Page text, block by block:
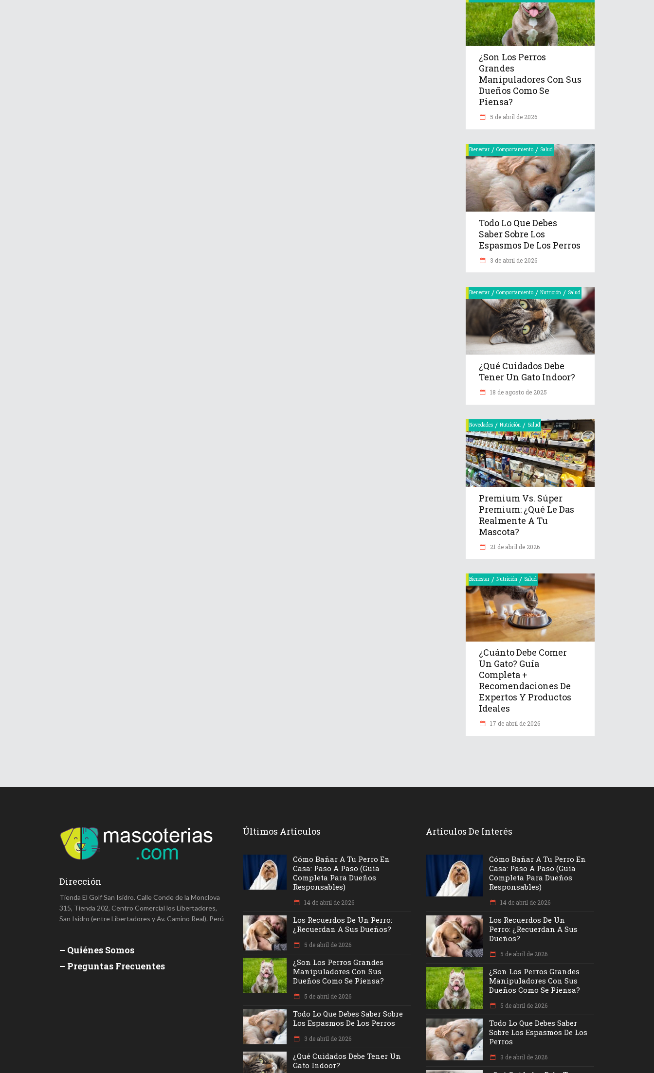
¿Son Los Perros
Grandes
Manipuladores Con Sus
Dueños Como Se
Piensa?
5 de abril de 2026
Bienestar / Comportamiento / Salud
Todo Lo Que Debes
Saber Sobre Los
Espasmos De Los Perros
3 de abril de 2026
Bienestar / Comportamiento / Nutrición / Salud
¿Qué Cuidados Debe
Tener Un Gato Indoor?
18 de agosto de 2025
Novedades / Nutrición / Salud
Premium Vs. Súper
Premium: ¿Qué Le Das
Realmente A Tu
Mascota?
21 de abril de 2026
Bienestar / Nutrición / Salud
¿Cuánto Debe Comer
Un Gato? Guía
Completa +
Recomendaciones De
Expertos Y Productos
Ideales
17 de abril de 2026
Dirección
Tienda El Golf San Isidro. Calle Conde de la Monclova
315, Tienda 202, Centro Comercial los Libertadores,
San Isidro (entre Libertadores y Av. Camino Real). Perú
– Quiénes Somos
– Preguntas Frecuentes
Últimos Artículos
Cómo Bañar A Tu Perro En
Casa: Paso A Paso (Guía
Completa Para Dueños
Responsables)
14 de abril de 2026
Los Recuerdos De Un Perro:
¿recuerdan A Sus Dueños?
5 de abril de 2026
¿Son Los Perros Grandes
Manipuladores Con Sus
Dueños Como Se Piensa?
5 de abril de 2026
Todo Lo Que Debes Saber Sobre
Los Espasmos De Los Perros
3 de abril de 2026
¿Qué Cuidados Debe Tener Un
Gato Indoor?
Artículos De Interés
Cómo Bañar A Tu Perro En
Casa: Paso A Paso (Guía
Completa Para Dueños
Responsables)
14 de abril de 2026
Los Recuerdos De Un
Perro: ¿recuerdan A Sus
Dueños?
5 de abril de 2026
¿Son Los Perros Grandes
Manipuladores Con Sus
Dueños Como Se Piensa?
5 de abril de 2026
Todo Lo Que Debes Saber
Sobre Los Espasmos De Los
Perros
3 de abril de 2026